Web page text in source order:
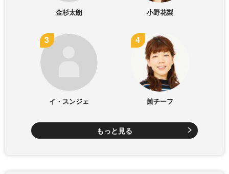
金杉太朗 小野花梨
イ・スンジェ 茜チーフ
もっと見る